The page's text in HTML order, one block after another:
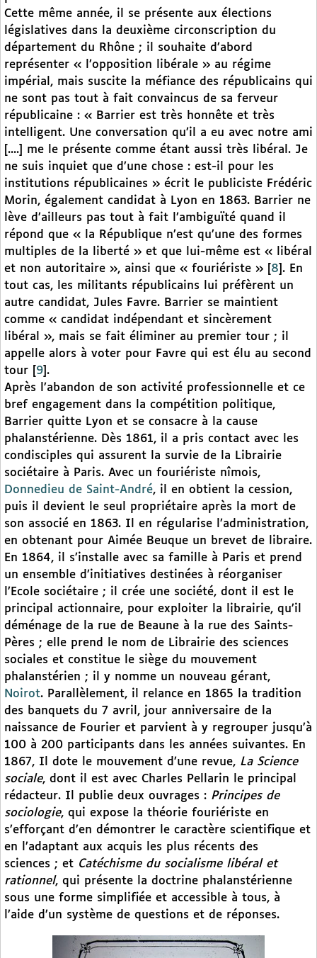
Cette même année, il se présente aux élections
législatives dans la deuxième circonscription du
département du Rhône ; il souhaite d’abord
représenter « l’opposition libérale » au régime
impérial, mais suscite la méfiance des républicains qui
ne sont pas tout à fait convaincus de sa ferveur
républicaine : « Barrier est très honnête et très
intelligent. Une conversation qu’il a eu avec notre ami
[....] me le présente comme étant aussi très libéral. Je
ne suis inquiet que d’une chose : est-il pour les
institutions républicaines » écrit le publiciste Frédéric
Morin, également candidat à Lyon en 1863. Barrier ne
lève d’ailleurs pas tout à fait l’ambiguïté quand il
répond que « la République n’est qu’une des formes
multiples de la liberté » et que lui-même est « libéral
et non autoritaire », ainsi que « fouriériste »
8 . En
tout cas, les militants républicains lui préfèrent un
autre candidat, Jules Favre. Barrier se maintient
comme « candidat indépendant et sincèrement
libéral », mais se fait éliminer au premier tour ; il
appelle alors à voter pour Favre qui est élu au second
tour
9 .
Après l’abandon de son activité professionnelle et ce
bref engagement dans la compétition politique,
Barrier quitte Lyon et se consacre à la cause
phalanstérienne. Dès 1861, il a pris contact avec les
condisciples qui assurent la survie de la Librairie
sociétaire à Paris. Avec un fouriériste nîmois,
Donnedieu de Saint-André, il en obtient la cession,
puis il devient le seul propriétaire après la mort de
son associé en 1863. Il en régularise l’administration,
en obtenant pour Aimée Beuque un brevet de libraire.
En 1864, il s’installe avec sa famille à Paris et prend
un ensemble d’initiatives destinées à réorganiser
l’Ecole sociétaire ; il crée une société, dont il est le
principal actionnaire, pour exploiter la librairie, qu’il
déménage de la rue de Beaune à la rue des Saints-
Pères ; elle prend le nom de Librairie des sciences
sociales et constitue le siège du mouvement
phalanstérien ; il y nomme un nouveau gérant,
Noirot. Parallèlement, il relance en 1865 la tradition
des banquets du 7 avril, jour anniversaire de la
naissance de Fourier et parvient à y regrouper jusqu’à
100 à 200 participants dans les années suivantes. En
1867, Il dote le mouvement d’une revue, La Science
sociale, dont il est avec Charles Pellarin le principal
rédacteur. Il publie deux ouvrages : Principes de
sociologie, qui expose la théorie fouriériste en
s’efforçant d’en démontrer le caractère scientifique et
en l’adaptant aux acquis les plus récents des
sciences ; et Catéchisme du socialisme libéral et
rationnel, qui présente la doctrine phalanstérienne
sous une forme simplifiée et accessible à tous, à
l’aide d’un système de questions et de réponses.